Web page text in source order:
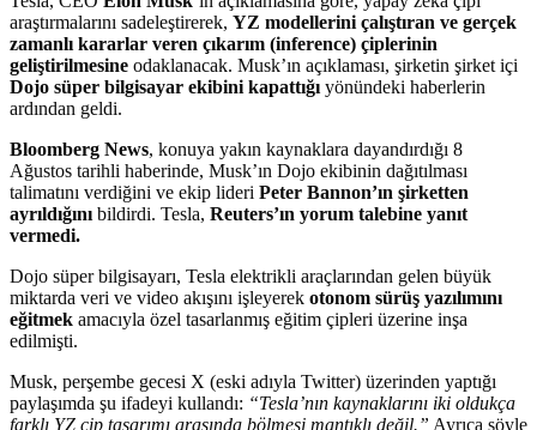
araştırmalarını sadeleştirerek, YZ modellerini çalıştıran ve gerçek
zamanlı kararlar veren çıkarım (inference) çiplerinin
geliştirilmesine odaklanacak. Musk’ın açıklaması, şirketin şirket içi
Dojo süper bilgisayar ekibini kapattığı yönündeki haberlerin
ardından geldi.
Bloomberg News, konuya yakın kaynaklara dayandırdığı 8
Ağustos tarihli haberinde, Musk’ın Dojo ekibinin dağıtılması
talimatını verdiğini ve ekip lideri Peter Bannon’ın şirketten
ayrıldığını bildirdi. Tesla, Reuters’ın yorum talebine yanıt
vermedi.
Dojo süper bilgisayarı, Tesla elektrikli araçlarından gelen büyük
miktarda veri ve video akışını işleyerek otonom sürüş yazılımını
eğitmek amacıyla özel tasarlanmış eğitim çipleri üzerine inşa
edilmişti.
Musk, perşembe gecesi X (eski adıyla Twitter) üzerinden yaptığı
paylaşımda şu ifadeyi kullandı: “Tesla’nın kaynaklarını iki oldukça
farklı YZ çip tasarımı arasında bölmesi mantıklı değil.” Ayrıca şöyle